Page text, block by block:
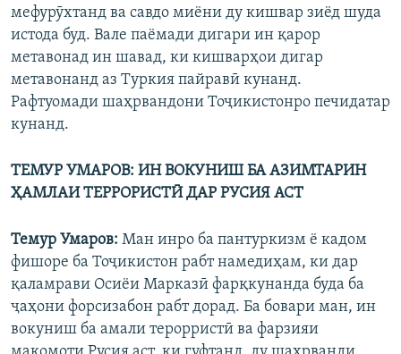
мефурӯхтанд ва савдо миёни ду кишвар зиёд шуда
истода буд. Вале паёмади дигари ин қарор
метавонад ин шавад, ки кишварҳои дигар
метавонанд аз Туркия пайравӣ кунанд.
Рафтуомади шаҳрвандони Тоҷикистонро печидатар
кунанд.
ТЕМУР УМАРОВ: ИН ВОКУНИШ БА АЗИМТАРИН
ҲАМЛАИ ТЕРРОРИСТӢ ДАР РУСИЯ АСТ
Темур Умаров: Ман инро ба пантуркизм ё кадом
фишоре ба Тоҷикистон рабт намедиҳам, ки дар
қаламрави Осиёи Марказӣ фарқкунанда буда ба
ҷаҳони форсизабон рабт дорад. Ба бовари ман, ин
вокуниш ба амали терорристӣ ва фарзияи